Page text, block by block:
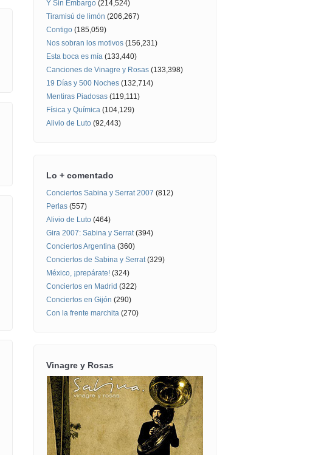
Y Sin Embargo(214,524)
Tiramisú de limón (206,267)
Contigo(185,059)
Nos sobran los motivos(156,231)
Esta boca es mía(133,440)
Canciones de Vinagre y Rosas(133,398)
19 Días y 500 Noches(132,714)
Mentiras Piadosas(119,111)
Física y Química(104,129)
Alivio de Luto(92,443)
Lo + comentado
Conciertos Sabina y Serrat 2007 (812)
Perlas(557)
Alivio de Luto(464)
Gira 2007: Sabina y Serrat(394)
Conciertos Argentina(360)
Conciertos de Sabina y Serrat(329)
México, ¡prepárate!(324)
Conciertos en Madrid (322)
Conciertos en Gijón (290)
Con la frente marchita(270)
Vinagre y Rosas